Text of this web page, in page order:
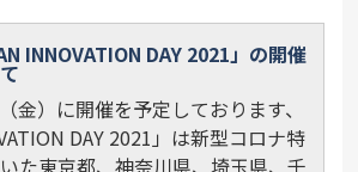
INNOVATION DAY 2021」の開催
金）に開催を予定しております、
DAY 2021」は新型コロナ特